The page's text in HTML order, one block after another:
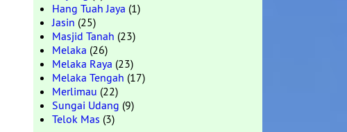
Hang Tuah Jaya (1)
Jasin (25)
Masjid Tanah (23)
Melaka (26)
Melaka Raya (23)
Melaka Tengah (17)
Merlimau (22)
Sungai Udang (9)
Telok Mas (3)